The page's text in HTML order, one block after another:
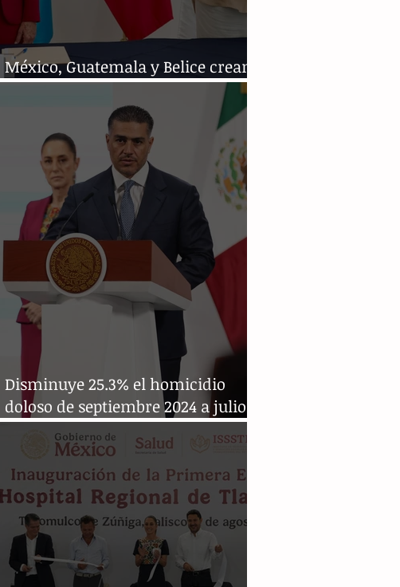
México, Guatemala y Belice crean
corredor biocultural Selva Maya
Disminuye 25.3% el homicidio
doloso de septiembre 2024 a julio
2025